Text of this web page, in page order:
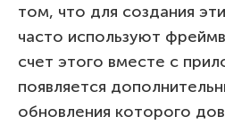
том, что для создания
часто используют
счет этого вместе с
появляется
обновления которого